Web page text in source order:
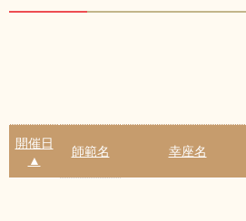
開催日
▲
師範名 幸座名